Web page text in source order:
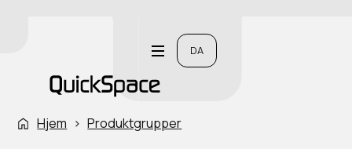
DA
Hjem › Produktgrupper